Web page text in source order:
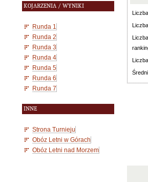
KOJARZENIA / WYNIKI
Runda 1
Runda 2
Runda 3
Runda 4
Runda 5
Runda 6
Runda 7
INNE
Strona Turnieju
Obóz Letni w Górach
Obóz Letni nad Morzem